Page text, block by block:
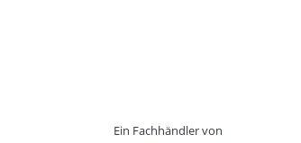
Ein Fachhändler von